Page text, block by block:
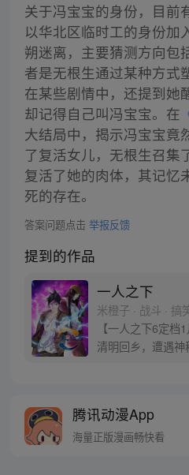
关于冯宝宝的身份，目前
以华北区临时工的身份加
朔迷离，主要猜测方向包
者是无根生通过某种方式
在某些剧情中，还提到她
却记得自己叫冯宝宝。在
大结局中，揭示冯宝宝竟
了复活女儿，无根生召集
复活了她的肉体，其记忆
死的存在。
答案问题点击 举报反馈
提到的作品
一人之下
米橙子 · 战斗 · 搞
【一人之下6定档
清明回乡，遭遇
密，张楚岚的生
同踏上“异人”之旅。
腾讯动漫App
海量正版漫画畅快看